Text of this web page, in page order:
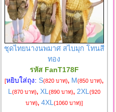
ชุดไทยนางนพมาศ สไบมุก โทนสี
ทอง
รหัส FanT178F
[หยิบใส่ถุง: S(820 บาท), M(850 บาท),
L (870 บาท), XL (890 บาท), 2XL (920
บาท), 4XL (1060 บาท)]